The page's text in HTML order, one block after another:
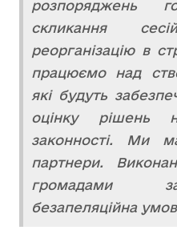
розпоряджень
скликання
реорганізацію в
працюємо над
які будуть
оцінку рішень
законності. Ми
партнери.
громадами
безапеляційна